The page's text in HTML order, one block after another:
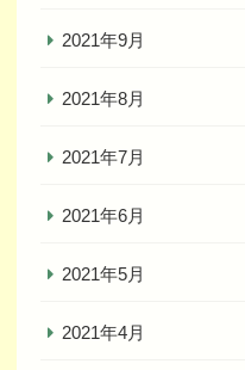
2021年9月
2021年8月
2021年7月
2021年6月
2021年5月
2021年4月